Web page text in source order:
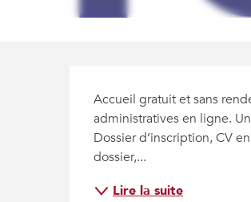
Description
Accueil gratuit et sans
administratives en ligne.
Dossier d’inscription, CV
dossier,...
Lire la suite